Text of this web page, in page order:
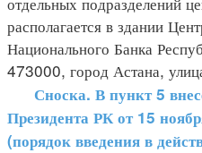
располагается в здании
Национального Банка
473000, город Астана,
Сноска. В пункт 5
Президента РК от 15
(порядок введения в